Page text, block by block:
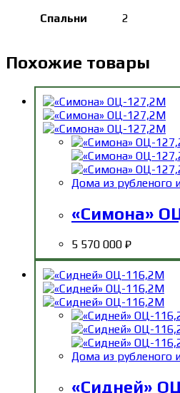
Спальни 2
Похожие товары
Дома из рубленого
«Симона»
5 570 000 ₽
Дома из рубленого
«Сидней»